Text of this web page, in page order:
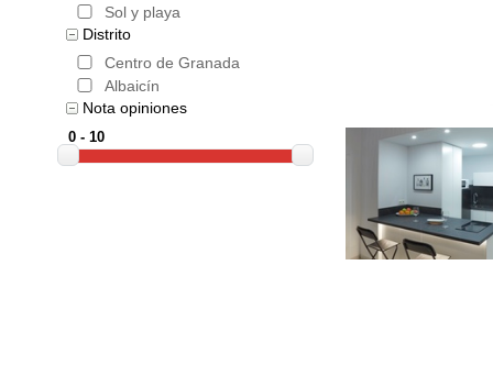
Sol y playa
Distrito
Centro de Granada
Albaicín
Nota opiniones
Granada
de
de